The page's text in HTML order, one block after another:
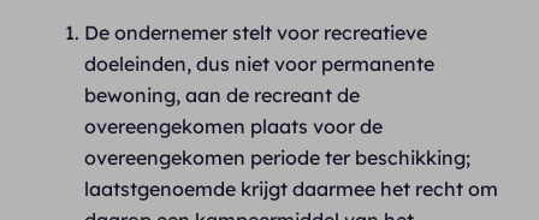
De ondernemer stelt voor recreatieve
doeleinden, dus niet voor permanente
bewoning, aan de recreant de
overeengekomen plaats voor de
overeengekomen periode ter beschikking;
laatstgenoemde krijgt daarmee het recht om